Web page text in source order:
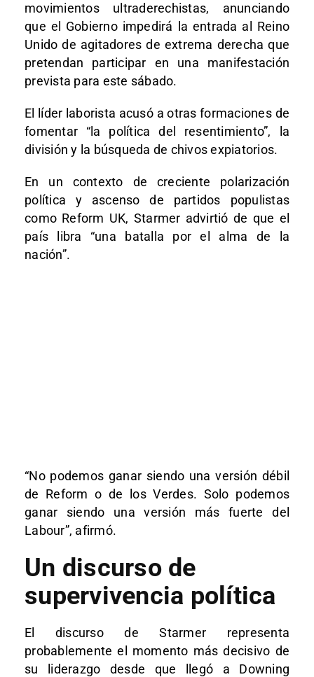
movimientos ultraderechistas, anunciando
que el Gobierno impedirá la entrada al Reino
Unido de agitadores de extrema derecha que
pretendan participar en una manifestación
prevista para este sábado.
El líder laborista acusó a otras formaciones de
fomentar “la política del resentimiento”, la
división y la búsqueda de chivos expiatorios.
En un contexto de creciente polarización
política y ascenso de partidos populistas
como Reform UK, Starmer advirtió de que el
país libra “una batalla por el alma de la
nación”.
“No podemos ganar siendo una versión débil
de Reform o de los Verdes. Solo podemos
ganar siendo una versión más fuerte del
Labour”, afirmó.
Un discurso de
supervivencia política
El discurso de Starmer representa
probablemente el momento más decisivo de
su liderazgo desde que llegó a Downing